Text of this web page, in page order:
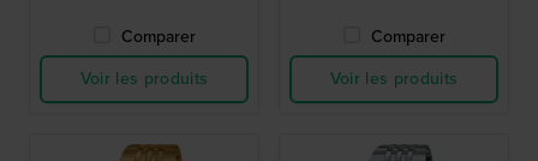
Comparer
Voir les produits
Comparer
Voir les produits